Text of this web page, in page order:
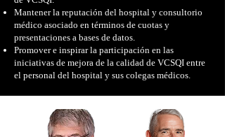
Mantener la reputación del hospital y consultorio
médico asociado en términos de cuotas y
presentaciones a bases de datos.
Promover e inspirar la participación en las
iniciativas de mejora de la calidad de VCSQI entre
el personal del hospital y sus colegas médicos.